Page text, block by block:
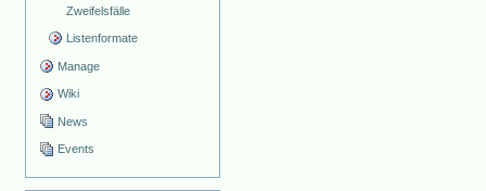
Zweifelsfälle
Listenformate
Manage
Wiki
News
Events